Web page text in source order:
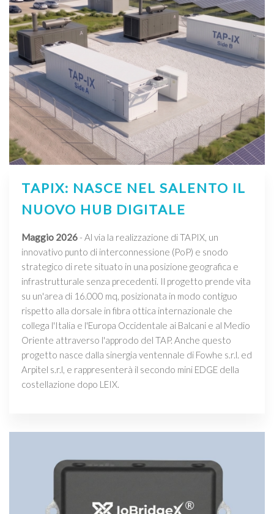
TAPIX: NASCE NEL SALENTO IL
NUOVO HUB DIGITALE
Maggio 2026- Al via la realizzazione di TAPIX, un
innovativo punto di interconnessione (PoP) e snodo
strategico di rete situato in una posizione geografica e
infrastrutturale senza precedenti. Il progetto prende vita
su un'area di 16.000 mq, posizionata in modo contiguo
rispetto alla dorsale in fibra ottica internazionale che
collega l'Italia e l'Europa Occidentale ai Balcani e al Medio
Oriente attraverso l'approdo del TAP. Anche questo
progetto nasce dalla sinergia ventennale di Fowhe s.r.l. ed
Arpitel s.r.l, e rappresenterà il secondo mini EDGE della
costellazione dopo LEIX.